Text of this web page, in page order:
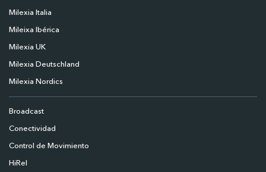
Milexia Italia
Mileixa Ibérica
Milexia UK
Milexia Deutschland
Milexia Nordics
Broadcast
Conectividad
Control de Movimiento
HiRel